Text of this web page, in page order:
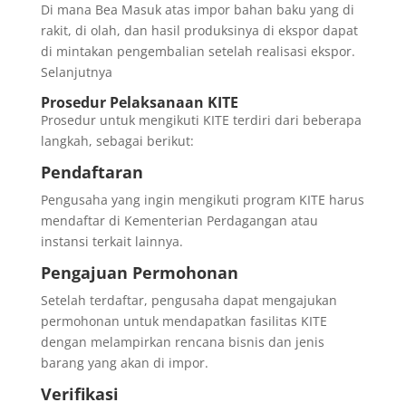
Di mana Bea Masuk atas impor bahan baku yang di
rakit, di olah, dan hasil produksinya di ekspor dapat
di mintakan pengembalian setelah realisasi ekspor.
Selanjutnya
Prosedur Pelaksanaan KITE
Prosedur untuk mengikuti KITE terdiri dari beberapa
langkah, sebagai berikut:
Pendaftaran
Pengusaha yang ingin mengikuti program KITE harus
mendaftar di Kementerian Perdagangan atau
instansi terkait lainnya.
Pengajuan Permohonan
Setelah terdaftar, pengusaha dapat mengajukan
permohonan untuk mendapatkan fasilitas KITE
dengan melampirkan rencana bisnis dan jenis
barang yang akan di impor.
Verifikasi